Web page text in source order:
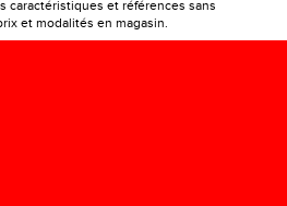
caractéristiques et références sans
et modalités en magasin.